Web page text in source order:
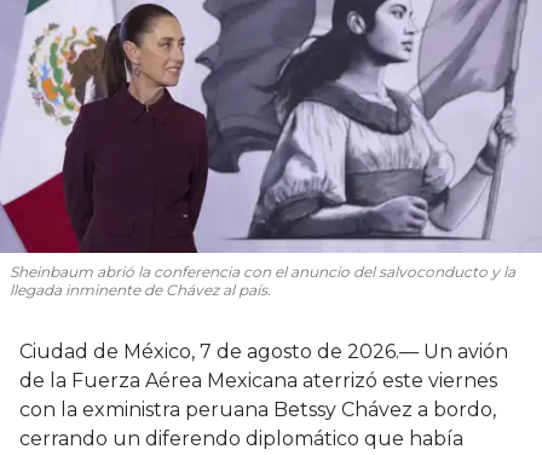
Sheinbaum abrió la conferencia con el anuncio del salvoconducto y la
llegada inminente de Chávez al país.
Ciudad de México, 7 de agosto de 2026.— Un avión
de la Fuerza Aérea Mexicana aterrizó este viernes
con la exministra peruana Betssy Chávez a bordo,
cerrando un diferendo diplomático que había